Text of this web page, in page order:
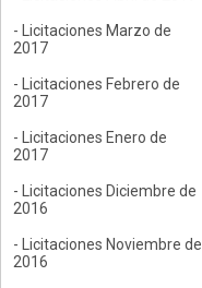
- Licitaciones Marzo de
2017
- Licitaciones Febrero de
2017
- Licitaciones Enero de
2017
- Licitaciones Diciembre de
2016
- Licitaciones Noviembre de
2016